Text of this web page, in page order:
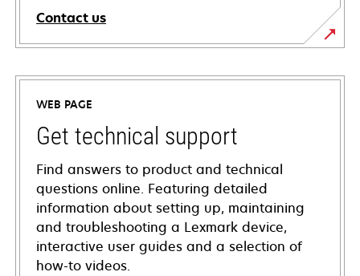
Contact us
WEB PAGE
Get technical support
Find answers to product and technical
questions online. Featuring detailed
information about setting up, maintaining
and troubleshooting a Lexmark device,
interactive user guides and a selection of
how-to videos.